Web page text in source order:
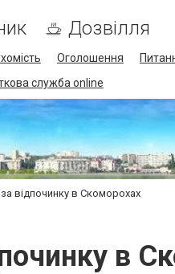
Дозвілля
Оголошення
служба online
відпочинку в Скоморохах
в